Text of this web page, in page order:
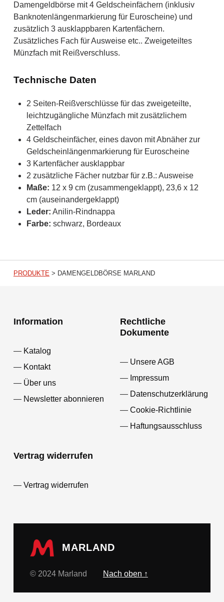
Damengeldbörse mit 4 Geldscheinfächern (inklusiv
Banknotenlängenmarkierung für Euroscheine) und
zusätzlich 3 ausklappbaren Kartenfächern.
Zusätzliches Fach für Ausweise etc.. Zweigeteiltes
Münzfach mit Reißverschluss.
Technische Daten
2 Seiten-Reißverschlüsse für das zweigeteilte,
leichtzugängliche Münzfach mit zusätzlichem
Zettelfach
4 Geldscheinfächer, eines davon mit Abnäher zur
Geldscheinlängenmarkierung für Euroscheine
3 Kartenfächer ausklappbar
2 zusätzliche Fächer nutzbar für z.B.: Ausweise
Maße: 12 x 9 cm (zusammengeklappt), 23,6 x 12
cm (auseinandergeklappt)
Leder: Anilin-Rindnappa
Farbe: schwarz, Bordeaux
PRODUKTE > DAMENGELDBÖRSE MARLAND
Information
Katalog
Kontakt
Über uns
Newsletter abonnieren
Rechtliche
Dokumente
Unsere AGB
Impressum
Datenschutzerklärung
Cookie-Richtlinie
Haftungsausschluss
Vertrag widerrufen
Vertrag widerrufen
MARLAND
© 2024 Marland Nach oben ↑